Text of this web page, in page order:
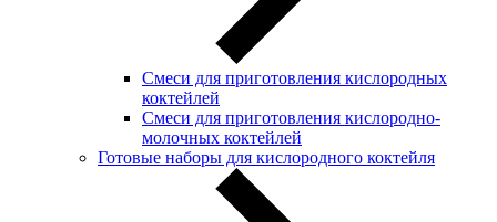
Смеси для приготовления кислородных
коктейлей
Смеси для приготовления кислородно-
молочных коктейлей
Готовые наборы для кислородного коктейля